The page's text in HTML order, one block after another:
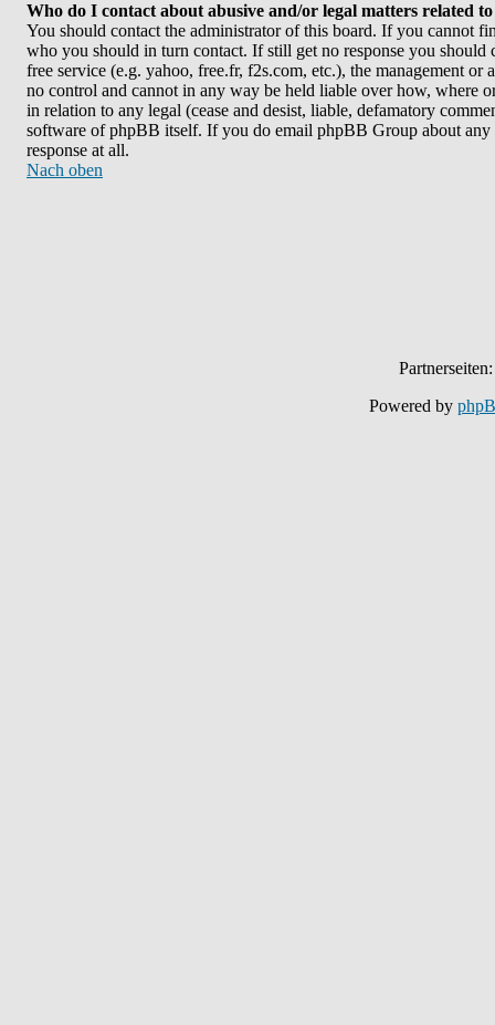
Who do I contact about abusive and/or legal matters related
You should contact the administrator of this board. If you cannot
who you should in turn contact. If still get no response you
free service (e.g. yahoo, free.fr, f2s.com, etc.), the management
no control and cannot in any way be held liable over how, where
in relation to any legal (cease and desist, liable, defamatory
software of phpBB itself. If you do email phpBB Group about any
response at all.
Nach oben
Powered by